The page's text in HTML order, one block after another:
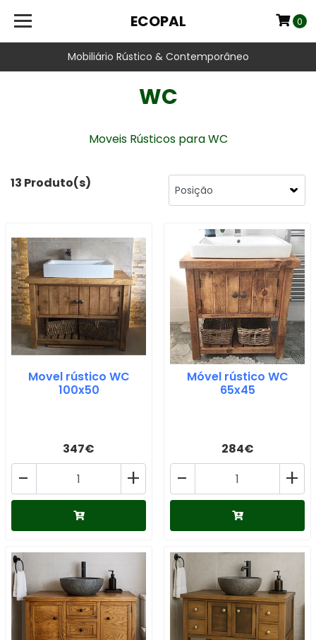
Mobiliário Rústico & Contemporâneo
ECOPAL 0
WC
Moveis Rústicos para WC
13 Produto(s)
Movel rústico WC
100x50
347€
+
-
Móvel rústico WC
65x45
284€
+
-